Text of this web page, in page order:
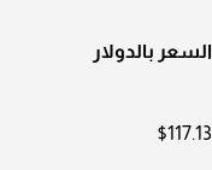
السعر بالدولار
$117.13